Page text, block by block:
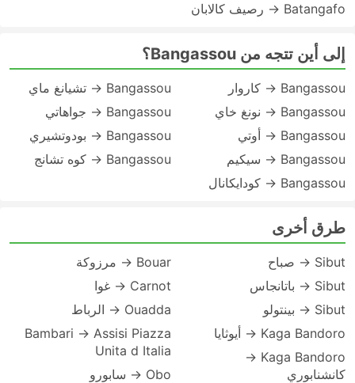
Batangafo → رصيف كالابان
إلى أين تتجه من Bangassou؟
Bangassou → كاروار
Bangassou → نونغ خاي
Bangassou → أوتي
Bangassou → سيكيم
Bangassou → كودايكانال
Bangassou → تشيانغ ماي
Bangassou → جواهاتي
Bangassou → بودوتشيري
Bangassou → كوه تشانج
طرق أخرى
Sibut → صباح
Sibut → باتانجاس
Sibut → بينتولو
Kaga Bandoro → أيوثايا
Kaga Bandoro →
كانشنابوري
Bouar → مرزوكة
Carnot → غوا
Ouadda → الرباط
Bambari → Assisi Piazza
Unita d Italia
Obo → سابورو